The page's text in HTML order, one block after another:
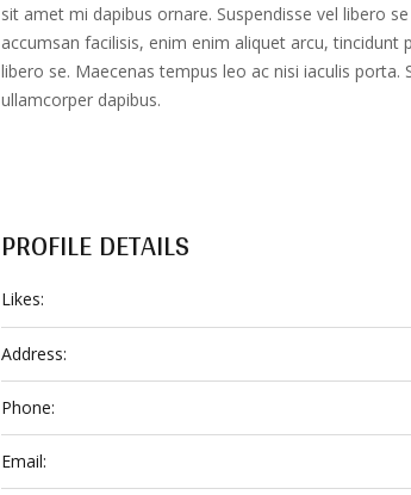
sit amet mi dapibus ornare. Suspendisse vel libero
accumsan facilisis, enim enim aliquet arcu,
libero se. Maecenas tempus leo ac nisi iaculis
ullamcorper dapibus.
PROFILE DETAILS
Likes:
Address:
Phone:
Email: